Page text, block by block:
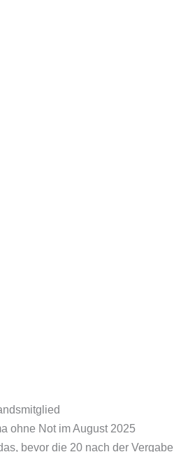
ohne Not im August 2025
bevor die 20 nach der Vergabe